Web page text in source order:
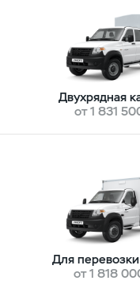
Двухрядная
от 1 831
Для
от 1 818